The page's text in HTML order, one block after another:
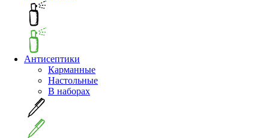
Антисептики
Карманные
Настольные
В наборах